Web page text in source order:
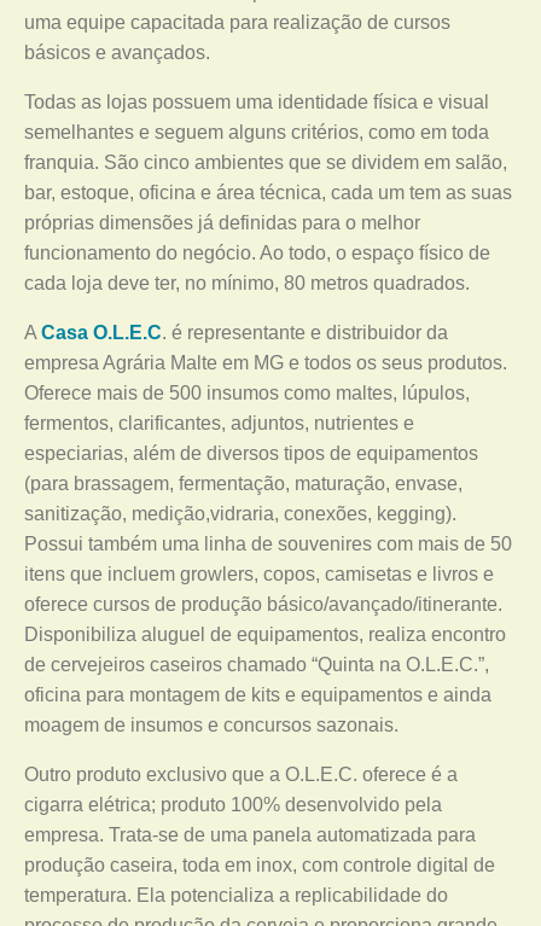
uma equipe capacitada para realização de cursos
básicos e avançados.
Todas as lojas possuem uma identidade física e visual
semelhantes e seguem alguns critérios, como em toda
franquia. São cinco ambientes que se dividem em salão,
bar, estoque, oficina e área técnica, cada um tem as suas
próprias dimensões já definidas para o melhor
funcionamento do negócio. Ao todo, o espaço físico de
cada loja deve ter, no mínimo, 80 metros quadrados.
A Casa O.L.E.C. é representante e distribuidor da
empresa Agrária Malte em MG e todos os seus produtos.
Oferece mais de 500 insumos como maltes, lúpulos,
fermentos, clarificantes, adjuntos, nutrientes e
especiarias, além de diversos tipos de equipamentos
(para brassagem, fermentação, maturação, envase,
sanitização, medição,vidraria, conexões, kegging).
Possui também uma linha de souvenires com mais de 50
itens que incluem growlers, copos, camisetas e livros e
oferece cursos de produção básico/avançado/itinerante.
Disponibiliza aluguel de equipamentos, realiza encontro
de cervejeiros caseiros chamado “Quinta na O.L.E.C.”,
oficina para montagem de kits e equipamentos e ainda
moagem de insumos e concursos sazonais.
Outro produto exclusivo que a O.L.E.C. oferece é a
cigarra elétrica; produto 100% desenvolvido pela
empresa. Trata-se de uma panela automatizada para
produção caseira, toda em inox, com controle digital de
temperatura. Ela potencializa a replicabilidade do